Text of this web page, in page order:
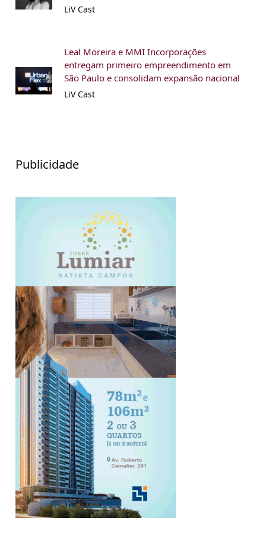
LiV Cast
Leal Moreira e MMI Incorporações
entregam primeiro empreendimento em
São Paulo e consolidam expansão nacional
LiV Cast
Publicidade